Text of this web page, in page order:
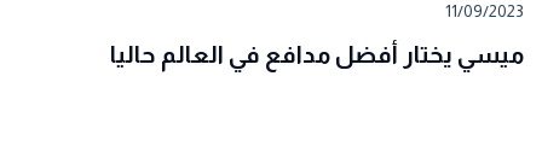
11/09/2023
ميسي يختار أفضل مدافع في العالم حاليا